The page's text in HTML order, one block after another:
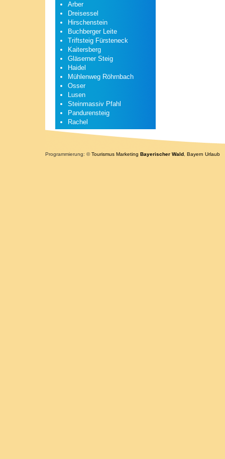
Arber
Dreisessel
Hirschenstein
Buchberger Leite
Triftsteig Fürsteneck
Kaitersberg
Gläserner Steig
Haidel
Mühlenweg Röhrnbach
Osser
Lusen
Steinmassiv Pfahl
Pandurensteig
Rachel
Programmierung: ©Tourismus Marketing Bayerischer Wald Bayern Urlaub